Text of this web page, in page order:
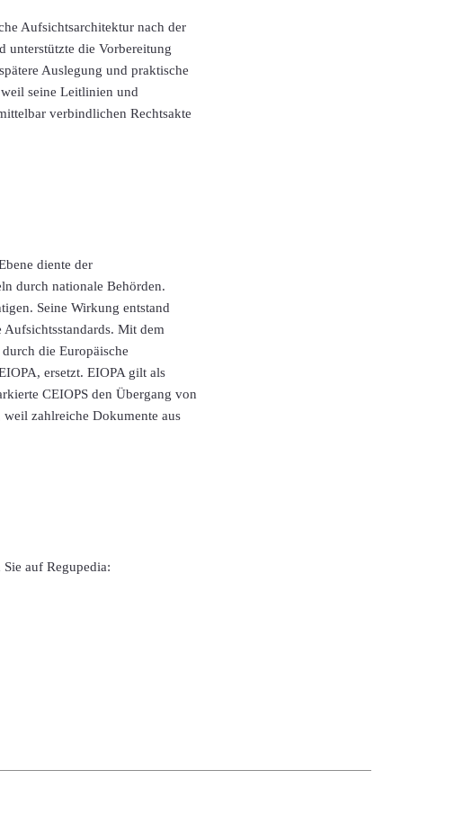
Aufsichtsarchitektur nach der
unterstützte die Vorbereitung
Auslegung und praktische
seine Leitlinien und
verbindlichen Rechtsakte
diente der
durch nationale Behörden.
Seine Wirkung entstand
Mit dem
die Europäische
ersetzt. EIOPA gilt als
CEIOPS den Übergang von
zahlreiche Dokumente aus
auf Regupedia: